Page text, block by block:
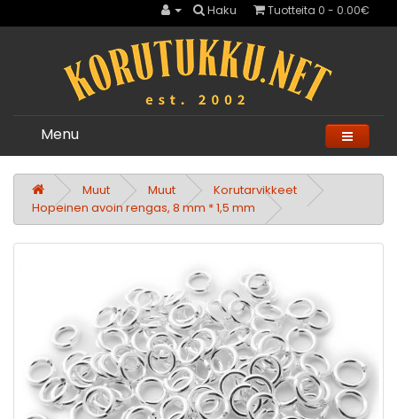
Haku Tuotteita 0 - 0.00€
Menu
Muut Muut
Korutarvikkeet
Hopeinen avoin rengas, 8 mm * 1,5 mm